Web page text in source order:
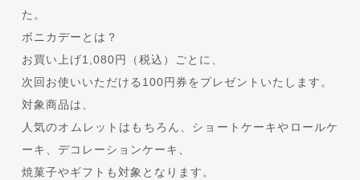
た。
ボニカデーとは？
お買い上げ1,080円（税込）ごとに、
次回お使いいただける100円券をプレゼントいたします。
対象商品は、
人気のオムレットはもちろん、ショートケーキやロールケ
ーキ、デコレーションケーキ、
焼菓子やギフトも対象となります。